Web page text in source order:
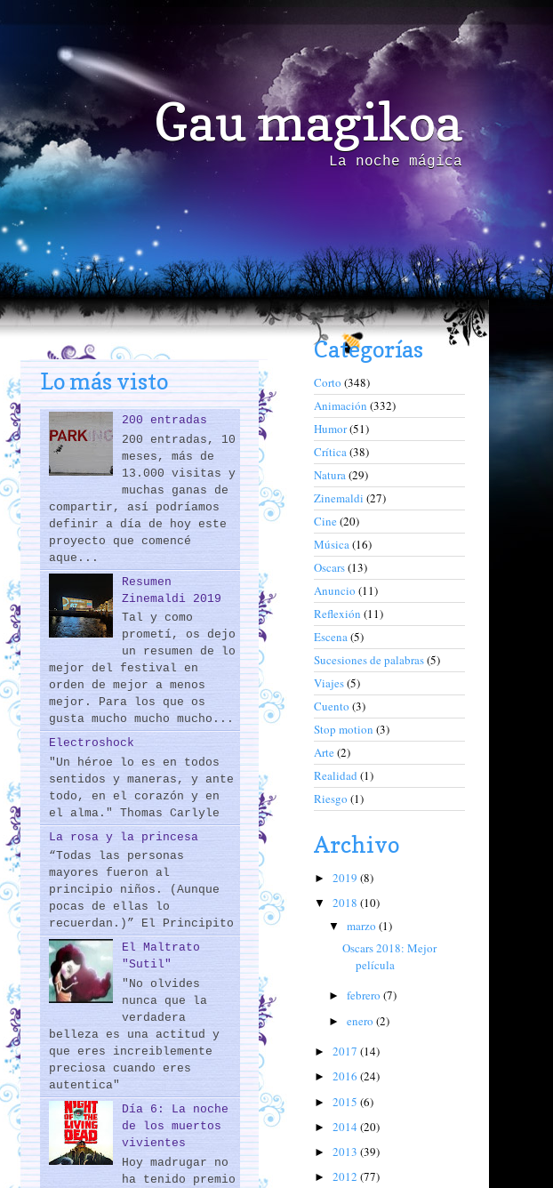
Gau magikoa
La noche mágica
Lo más visto
200 entradas
200 entradas, 10
meses, más de
13.000 visitas y
muchas ganas de
compartir, así podríamos
definir a día de hoy este
proyecto que comencé
aque...
Resumen
Zinemaldi 2019
Tal y como
prometí, os dejo
un resumen de lo
mejor del festival en
orden de mejor a menos
mejor. Para los que os
gusta mucho mucho mucho...
Electroshock
"Un héroe lo es en todos
sentidos y maneras, y ante
todo, en el corazón y en
el alma." Thomas Carlyle
La rosa y la princesa
“Todas las personas
mayores fueron al
principio niños. (Aunque
pocas de ellas lo
recuerdan.)” El Principito
El Maltrato
"Sutil"
"No olvides
nunca que la
verdadera
belleza es una actitud y
que eres increiblemente
preciosa cuando eres
autentica"
Día 6: La noche
de los muertos
vivientes
Hoy madrugar no
ha tenido premio
Categorías
Corto (348)
Animación (332)
Humor(51)
Crítica(38)
Natura(29)
Zinemaldi (27)
Cine(20)
Música(16)
Oscars(13)
Anuncio (11)
Reflexión (11)
Escena(5)
Sucesiones de palabras(5)
Viajes(5)
Cuento (3)
Stop motion (3)
Arte(2)
Realidad (1)
Riesgo (1)
Archivo
► 2019 (8)
▼ 2018 (10)
▼ marzo (1)
Oscars 2018: Mejor
película
► febrero (7)
► enero (2)
► 2017 (14)
► 2016 (24)
► 2015 (6)
► 2014 (20)
► 2013 (39)
► 2012 (77)